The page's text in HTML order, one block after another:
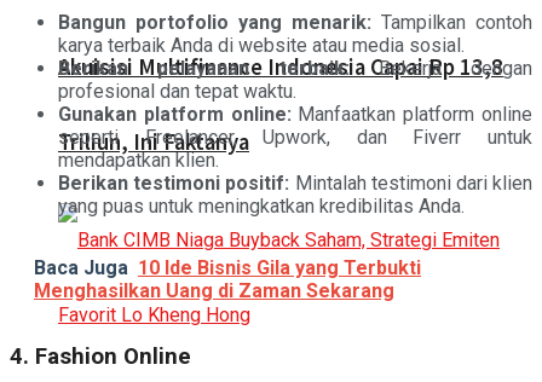
Akuisisi Multifinance Indonesia Capai Rp 13,8
Triliun, Ini Faktanya
Bangun portofolio yang menarik: Tampilkan contoh
karya terbaik Anda di website atau media sosial.
Berikan pelayanan terbaik:Bekerja dengan
profesional dan tepat waktu.
Gunakan platform online: Manfaatkan platform online
seperti Freelancer, Upwork, dan Fiverr untuk
mendapatkan klien.
Berikan testimoni positif: Mintalah testimoni dari klien
yang puas untuk meningkatkan kredibilitas Anda.
Baca Juga 10 Ide Bisnis Gila yang Terbukti
Menghasilkan Uang di Zaman Sekarang
4. Fashion Online